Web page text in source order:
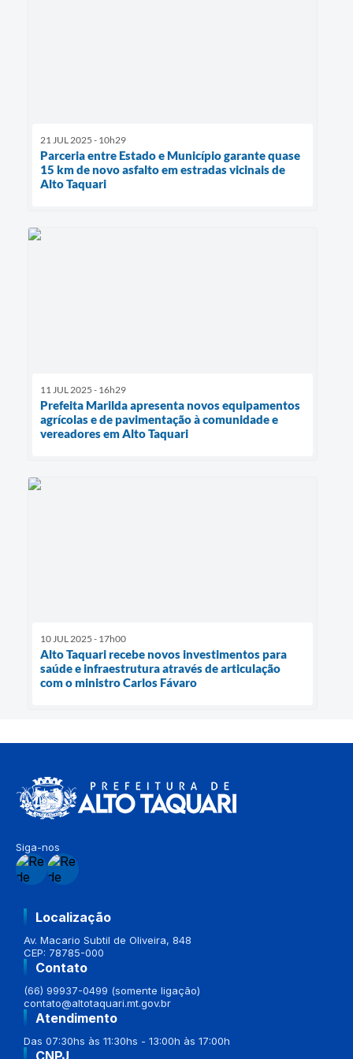
21 JUL 2025 - 10h29
Parceria entre Estado e Município garante quase
15 km de novo asfalto em estradas vicinais de
Alto Taquari
11 JUL 2025 - 16h29
Prefeita Marilda apresenta novos equipamentos
agrícolas e de pavimentação à comunidade e
vereadores em Alto Taquari
10 JUL 2025 - 17h00
Alto Taquari recebe novos investimentos para
saúde e infraestrutura através de articulação
com o ministro Carlos Fávaro
Siga-nos
Localização
Av. Macario Subtil de Oliveira, 848
CEP: 78785-000
Contato
(66) 99937-0499 (somente ligação)
contato@altotaquari.mt.gov.br
Atendimento
Das 07:30hs às 11:30hs - 13:00h às 17:00h
CNPJ